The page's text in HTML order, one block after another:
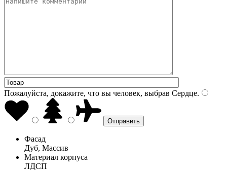
Пожалуйста, докажите, что вы человек, выбрав Сердце.
Фасад
Дуб, Массив
Материал корпуса
ЛДСП